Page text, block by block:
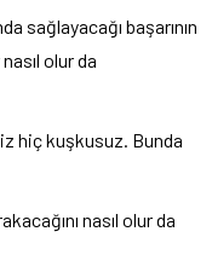
sağlayacağı başarının
olur da
hiç kuşkusuz. Bunda
nasıl olur da